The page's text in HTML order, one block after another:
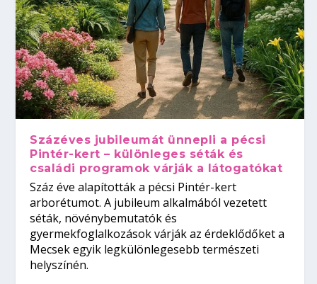
Százéves jubileumát ünnepli a pécsi
Pintér-kert – különleges séták és
családi programok várják a látogatókat
Száz éve alapították a pécsi Pintér-kert
arborétumot. A jubileum alkalmából vezetett
séták, növénybemutatók és
gyermekfoglalkozások várják az érdeklődőket a
Mecsek egyik legkülönlegesebb természeti
helyszínén.